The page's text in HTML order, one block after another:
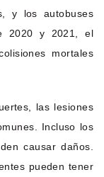
y los autobuses
2020 y 2021, el
mortales
las lesiones
Incluso los
causar daños.
pueden tener